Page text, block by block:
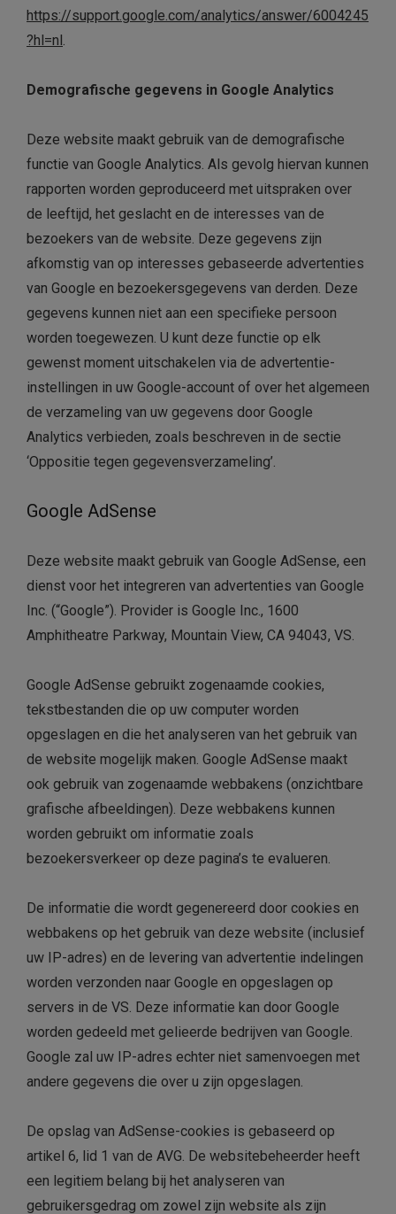
https://support.google.com/analytics/answer/6004245
?hl=nl.
Demografische gegevens in Google Analytics
Deze website maakt gebruik van de demografische
functie van Google Analytics. Als gevolg hiervan kunnen
rapporten worden geproduceerd met uitspraken over
de leeftijd, het geslacht en de interesses van de
bezoekers van de website. Deze gegevens zijn
afkomstig van op interesses gebaseerde advertenties
van Google en bezoekersgegevens van derden. Deze
gegevens kunnen niet aan een specifieke persoon
worden toegewezen. U kunt deze functie op elk
gewenst moment uitschakelen via de advertentie-
instellingen in uw Google-account of over het algemeen
de verzameling van uw gegevens door Google
Analytics verbieden, zoals beschreven in de sectie
‘Oppositie tegen gegevensverzameling’.
Google AdSense
Deze website maakt gebruik van Google AdSense, een
dienst voor het integreren van advertenties van Google
Inc. (“Google”). Provider is Google Inc., 1600
Amphitheatre Parkway, Mountain View, CA 94043, VS.
Google AdSense gebruikt zogenaamde cookies,
tekstbestanden die op uw computer worden
opgeslagen en die het analyseren van het gebruik van
de website mogelijk maken. Google AdSense maakt
ook gebruik van zogenaamde webbakens (onzichtbare
grafische afbeeldingen). Deze webbakens kunnen
worden gebruikt om informatie zoals
bezoekersverkeer op deze pagina’s te evalueren.
De informatie die wordt gegenereerd door cookies en
webbakens op het gebruik van deze website (inclusief
uw IP-adres) en de levering van advertentie indelingen
worden verzonden naar Google en opgeslagen op
servers in de VS. Deze informatie kan door Google
worden gedeeld met gelieerde bedrijven van Google.
Google zal uw IP-adres echter niet samenvoegen met
andere gegevens die over u zijn opgeslagen.
De opslag van AdSense-cookies is gebaseerd op
artikel 6, lid 1 van de AVG. De websitebeheerder heeft
een legitiem belang bij het analyseren van
gebruikersgedrag om zowel zijn website als zijn